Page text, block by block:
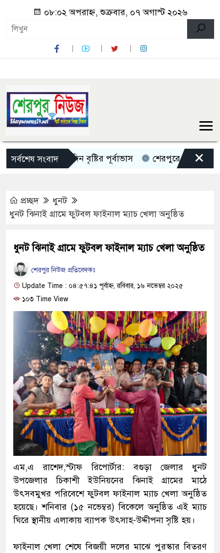
০৮:০২ অপরাহ্ন, শুক্রবার, ০৭ অগাস্ট ২০২৬
সর্বশেষ সংবাদ
দেশজুড়ে ৫ দিন বৃষ্টির পূর্বাভাস শেরপুরে চায়না দুয়ারী×
প্রচ্ছদ
ধুনট
ধুনট ঝিনাই গ্রামে ফুটবল ফাইনাল ম্যাচ খেলা অনুষ্ঠিত
ধুনট ঝিনাই গ্রামে ফুটবল ফাইনাল ম্যাচ খেলা অনুষ্ঠিত
শেরপুর নিউজ প্রতিবেদকঃ
Update Time : ০৪:৫৭:৪১ পূর্বাহ্ন, রবিবার, ১৬ নভেম্বর ২০২৫
১০৩ Time View
‎এম,এ রাশেদ,‎স্টাফ রিপোর্টার: ‎বগুড়া জেলার ধুনট
উপজেলার চিকাশী ইউনিয়নের ঝিনাই গ্রামের মাঠে
উৎসবমুখর পরিবেশে ফুটবল ফাইনাল ম্যাচ খেলা অনুষ্ঠিত
হয়েছে। শনিবার (১৫ নভেম্বর) বিকেলে অনুষ্ঠিত এই ম্যাচ
ঘিরে স্থানীয় এলাকায় ব্যাপক উৎসাহ-উদ্দীপনা সৃষ্টি হয়।
‎ফাইনাল খেলা শেষে বিজয়ী দলের মাঝে পুরস্কার বিতরণ